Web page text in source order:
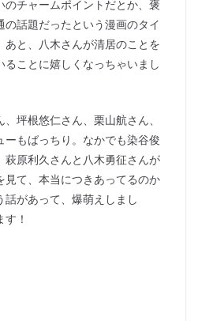
のチャームポイントだとか、褒
話題だったという漫画のタイ
あと、八木さんが清居のことを
ことに嬉しくなっちゃいまし
坪根悠仁さん、栗山航さん、
ーもばっちり。なかでも染谷俊
萩原利久さんと八木勇征さんが
見て、本当につきあってるのか
話があって、爆萌えしまし
！